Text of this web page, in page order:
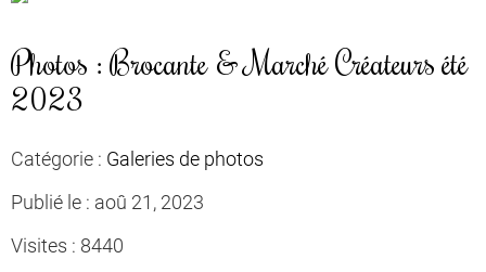
Photos : Brocante & Marché Créateurs été
2023
Catégorie : Galeries de photos
Publié le : aoû 21, 2023
Visites : 8440